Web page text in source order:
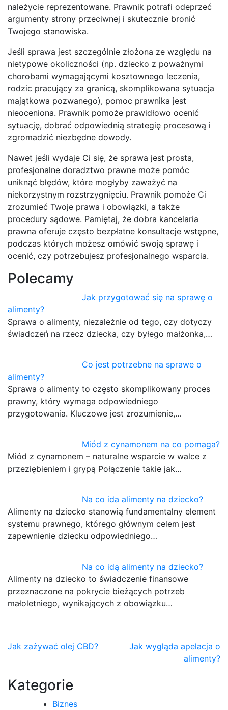
należycie reprezentowane. Prawnik potrafi odeprzeć
argumenty strony przeciwnej i skutecznie bronić
Twojego stanowiska.
Jeśli sprawa jest szczególnie złożona ze względu na
nietypowe okoliczności (np. dziecko z poważnymi
chorobami wymagającymi kosztownego leczenia,
rodzic pracujący za granicą, skomplikowana sytuacja
majątkowa pozwanego), pomoc prawnika jest
nieoceniona. Prawnik pomoże prawidłowo ocenić
sytuację, dobrać odpowiednią strategię procesową i
zgromadzić niezbędne dowody.
Nawet jeśli wydaje Ci się, że sprawa jest prosta,
profesjonalne doradztwo prawne może pomóc
uniknąć błędów, które mogłyby zaważyć na
niekorzystnym rozstrzygnięciu. Prawnik pomoże Ci
zrozumieć Twoje prawa i obowiązki, a także
procedury sądowe. Pamiętaj, że dobra kancelaria
prawna oferuje często bezpłatne konsultacje wstępne,
podczas których możesz omówić swoją sprawę i
ocenić, czy potrzebujesz profesjonalnego wsparcia.
Polecamy
Jak przygotować się na sprawę o
alimenty?
Sprawa o alimenty, niezależnie od tego, czy dotyczy
świadczeń na rzecz dziecka, czy byłego małżonka,…
Co jest potrzebne na sprawe o
alimenty?
Sprawa o alimenty to często skomplikowany proces
prawny, który wymaga odpowiedniego
przygotowania. Kluczowe jest zrozumienie,…
Miód z cynamonem na co pomaga?
Miód z cynamonem – naturalne wsparcie w walce z
przeziębieniem i grypą Połączenie takie jak…
Na co ida alimenty na dziecko?
Alimenty na dziecko stanowią fundamentalny element
systemu prawnego, którego głównym celem jest
zapewnienie dziecku odpowiedniego…
Na co idą alimenty na dziecko?
Alimenty na dziecko to świadczenie finansowe
przeznaczone na pokrycie bieżących potrzeb
małoletniego, wynikających z obowiązku…
Nawigacja
Jak zażywać olej CBD?
Jak wygląda apelacja o
alimenty?
Kategorie
Biznes